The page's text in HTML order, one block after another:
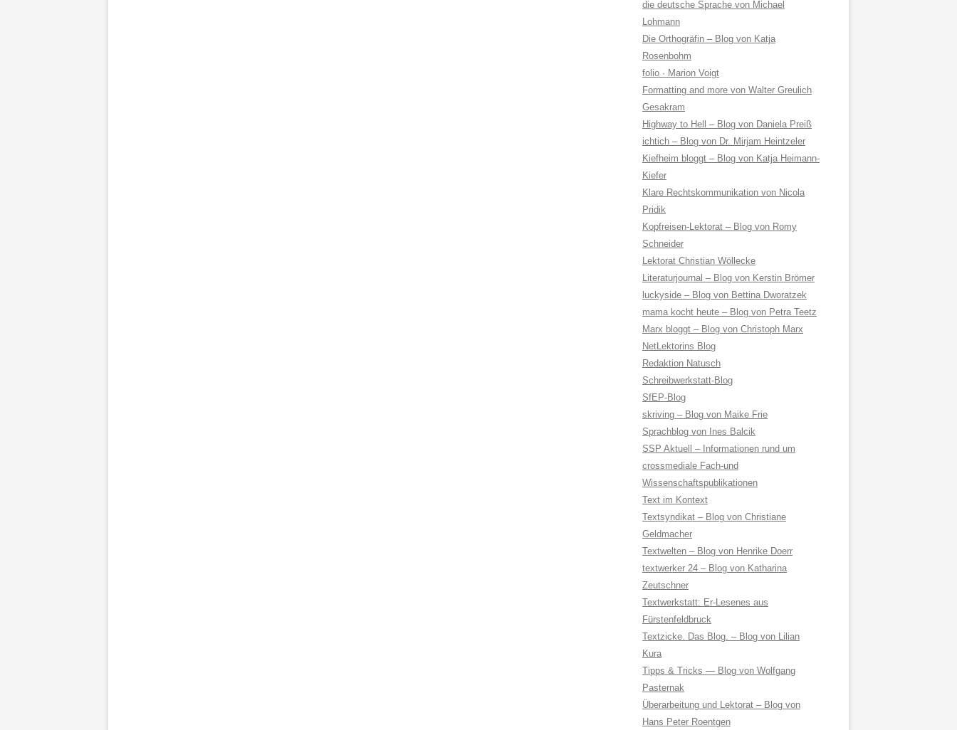
die deutsche Sprache von Michael
Lohmann
Die Orthogräfin – Blog von Katja
Rosenbohm
folio · Marion Voigt
Formatting and more von Walter Greulich
Gesakram
Highway to Hell – Blog von Daniela Preiß
ichtich – Blog von Dr. Mirjam Heintzeler
Kiefheim bloggt – Blog von Katja Heimann-
Kiefer
Klare Rechtskommunikation von Nicola
Pridik
Kopfreisen-Lektorat – Blog von Romy
Schneider
Lektorat Christian Wöllecke
Literaturjournal – Blog von Kerstin Brömer
luckyside – Blog von Bettina Dworatzek
mama kocht heute – Blog von Petra Teetz
Marx bloggt – Blog von Christoph Marx
NetLektorins Blog
Redaktion Natusch
Schreibwerkstatt-Blog
SfEP-Blog
skriving – Blog von Maike Frie
Sprachblog von Ines Balcik
SSP Aktuell – Informationen rund um
crossmediale Fach-und
Wissenschaftspublikationen
Text im Kontext
Textsyndikat – Blog von Christiane
Geldmacher
Textwelten – Blog von Henrike Doerr
textwerker 24 – Blog von Katharina
Zeutschner
Textwerkstatt: Er-Lesenes aus
Fürstenfeldbruck
Textzicke. Das Blog. – Blog von Lilian
Kura
Tipps & Tricks — Blog von Wolfgang
Pasternak
Überarbeitung und Lektorat – Blog von
Hans Peter Roentgen